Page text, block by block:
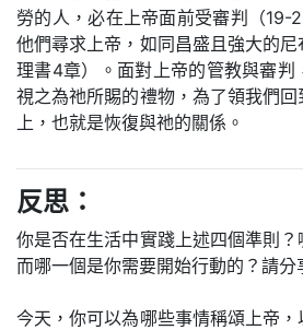
勞的人，必在上帝面前受審判（19-
他們尋求上帝，如同昌盛且強大的
理書4章）。面對上帝的管教與審判
視之為祂所賜的禮物，為了領我們
上，也就是恢復與祂的關係。
反思：
你是否在生活中實踐上述四個準則？
而哪一個是你需要開始行動的？請分
今天，你可以為哪些事情稱頌上帝